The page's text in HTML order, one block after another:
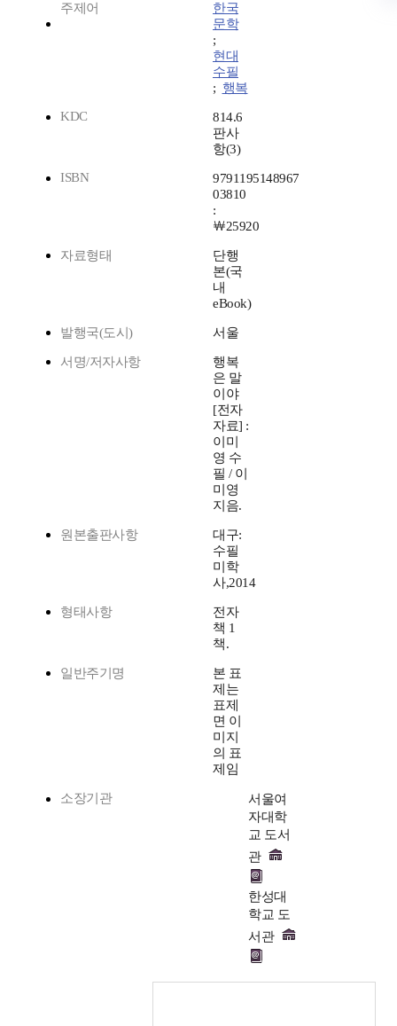
주제어
한국
문학
;
현대
수필
; 행복
KDC
814.6
판사
항(3)
ISBN
9791195148967
03810
:
￦25920
자료형태
단행
본(국
내
eBook)
발행국(도시) 서울
서명/저자사항
행복
은 말
이야
[전자
자료] :
이미
영 수
필 / 이
미영
지음.
원본출판사항
대구:
수필
미학
사,2014
형태사항
전자
책 1
책.
일반주기명
본 표
제는
표제
면 이
미지
의 표
제임
소장기관
서울여
자대학
교 도서
관
한성대
학교 도
서관